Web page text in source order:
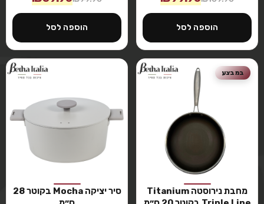
הוספה לסל הוספה לסל
במבצע
מחבת נירוסטה Titanium
סיר יציקה Mocha בקוטר 28